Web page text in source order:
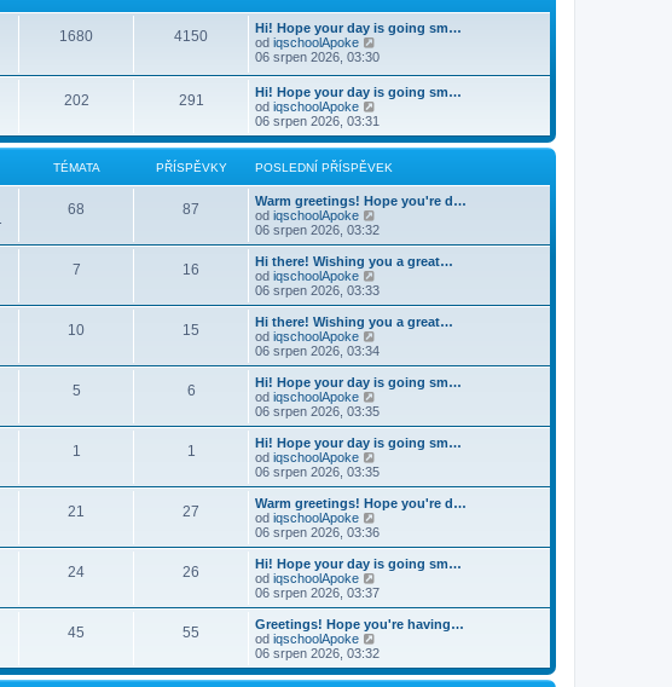
1680 4150
Hi! Hope your day is going sm…
od iqschoolApoke
o
r
a
z
i
t
o
s
l
d
n
í
ř
í
s
p
ě
v
e
k
06 srpen 2026, 03:30
202 291
Hi! Hope your day is going sm…
od iqschoolApoke
o
b
r
a
t
o
s
l
d
n
í
ř
í
s
ě
v
e
06 srpen 2026, 03:31
TÉMATA PŘÍSPĚVKY POSLEDNÍ PŘÍSPĚVEK
68 87
Warm greetings! Hope you're d…
od iqschoolApoke
o
b
r
z
p
o
s
e
n
í
p
í
s
p
v
e
k
06 srpen 2026, 03:32
7 16
Hi there! Wishing you a great…
od iqschoolApoke
o
b
r
z
t
p
o
s
e
n
í
p
í
s
p
v
e
k
06 srpen 2026, 03:33
10 15
Hi there! Wishing you a great…
od iqschoolApoke
o
b
r
z
t
p
o
s
e
n
í
p
í
s
p
v
e
k
06 srpen 2026, 03:34
5 6
Hi! Hope your day is going sm…
od iqschoolApoke
o
b
r
z
p
o
s
e
n
í
p
í
s
06 srpen 2026, 03:35
1 1
Hi! Hope your day is going sm…
od iqschoolApoke
o
b
r
a
z
t
p
o
e
n
í
06 srpen 2026, 03:35
21 27
Warm greetings! Hope you're d…
od iqschoolApoke
o
b
r
z
p
o
s
l
06 srpen 2026, 03:36
24 26
Hi! Hope your day is going sm…
od iqschoolApoke
o
b
r
z
t
06 srpen 2026, 03:37
45 55
Greetings! Hope you're having…
od iqschoolApoke
o
b
r
06 srpen 2026, 03:32